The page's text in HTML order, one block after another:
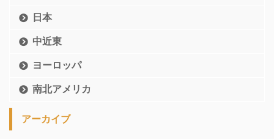
日本
中近東
ヨーロッパ
南北アメリカ
アーカイブ